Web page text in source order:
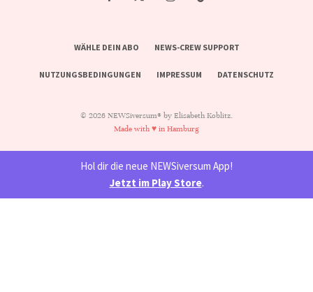
WÄHLE DEIN ABO NEWS-CREW SUPPORT
NUTZUNGSBEDINGUNGEN IMPRESSUM DATENSCHUTZ
© 2026 NEWSiversum® by Elisabeth Koblitz.
Made with ♥ in Hamburg
Hol dir die neue NEWSiversum App!
Jetzt im Play Store.